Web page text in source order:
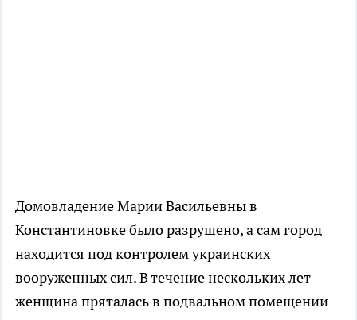
Домовладение Марии Васильевны в
Константиновке было разрушено, а сам город
находится под контролем украинских
вооруженных сил. В течение нескольких лет
женщина пряталась в подвальном помещении